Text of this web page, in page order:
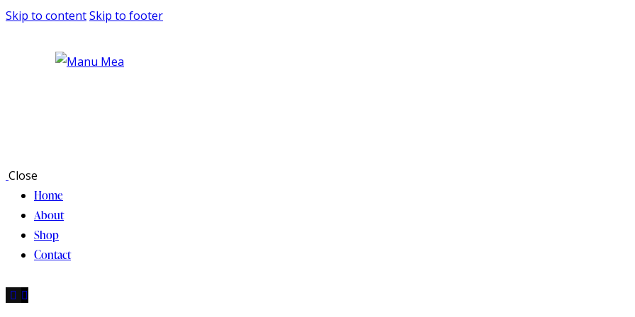
Skip to contentSkip to footer
Close
Home
About
Shop
Contact